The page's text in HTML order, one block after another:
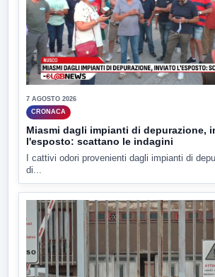
7 AGOSTO 2026
CRONACA
Miasmi dagli impianti di depurazione,
l'esposto: scattano le indagini
I cattivi odori provenienti dagli impianti di
di...